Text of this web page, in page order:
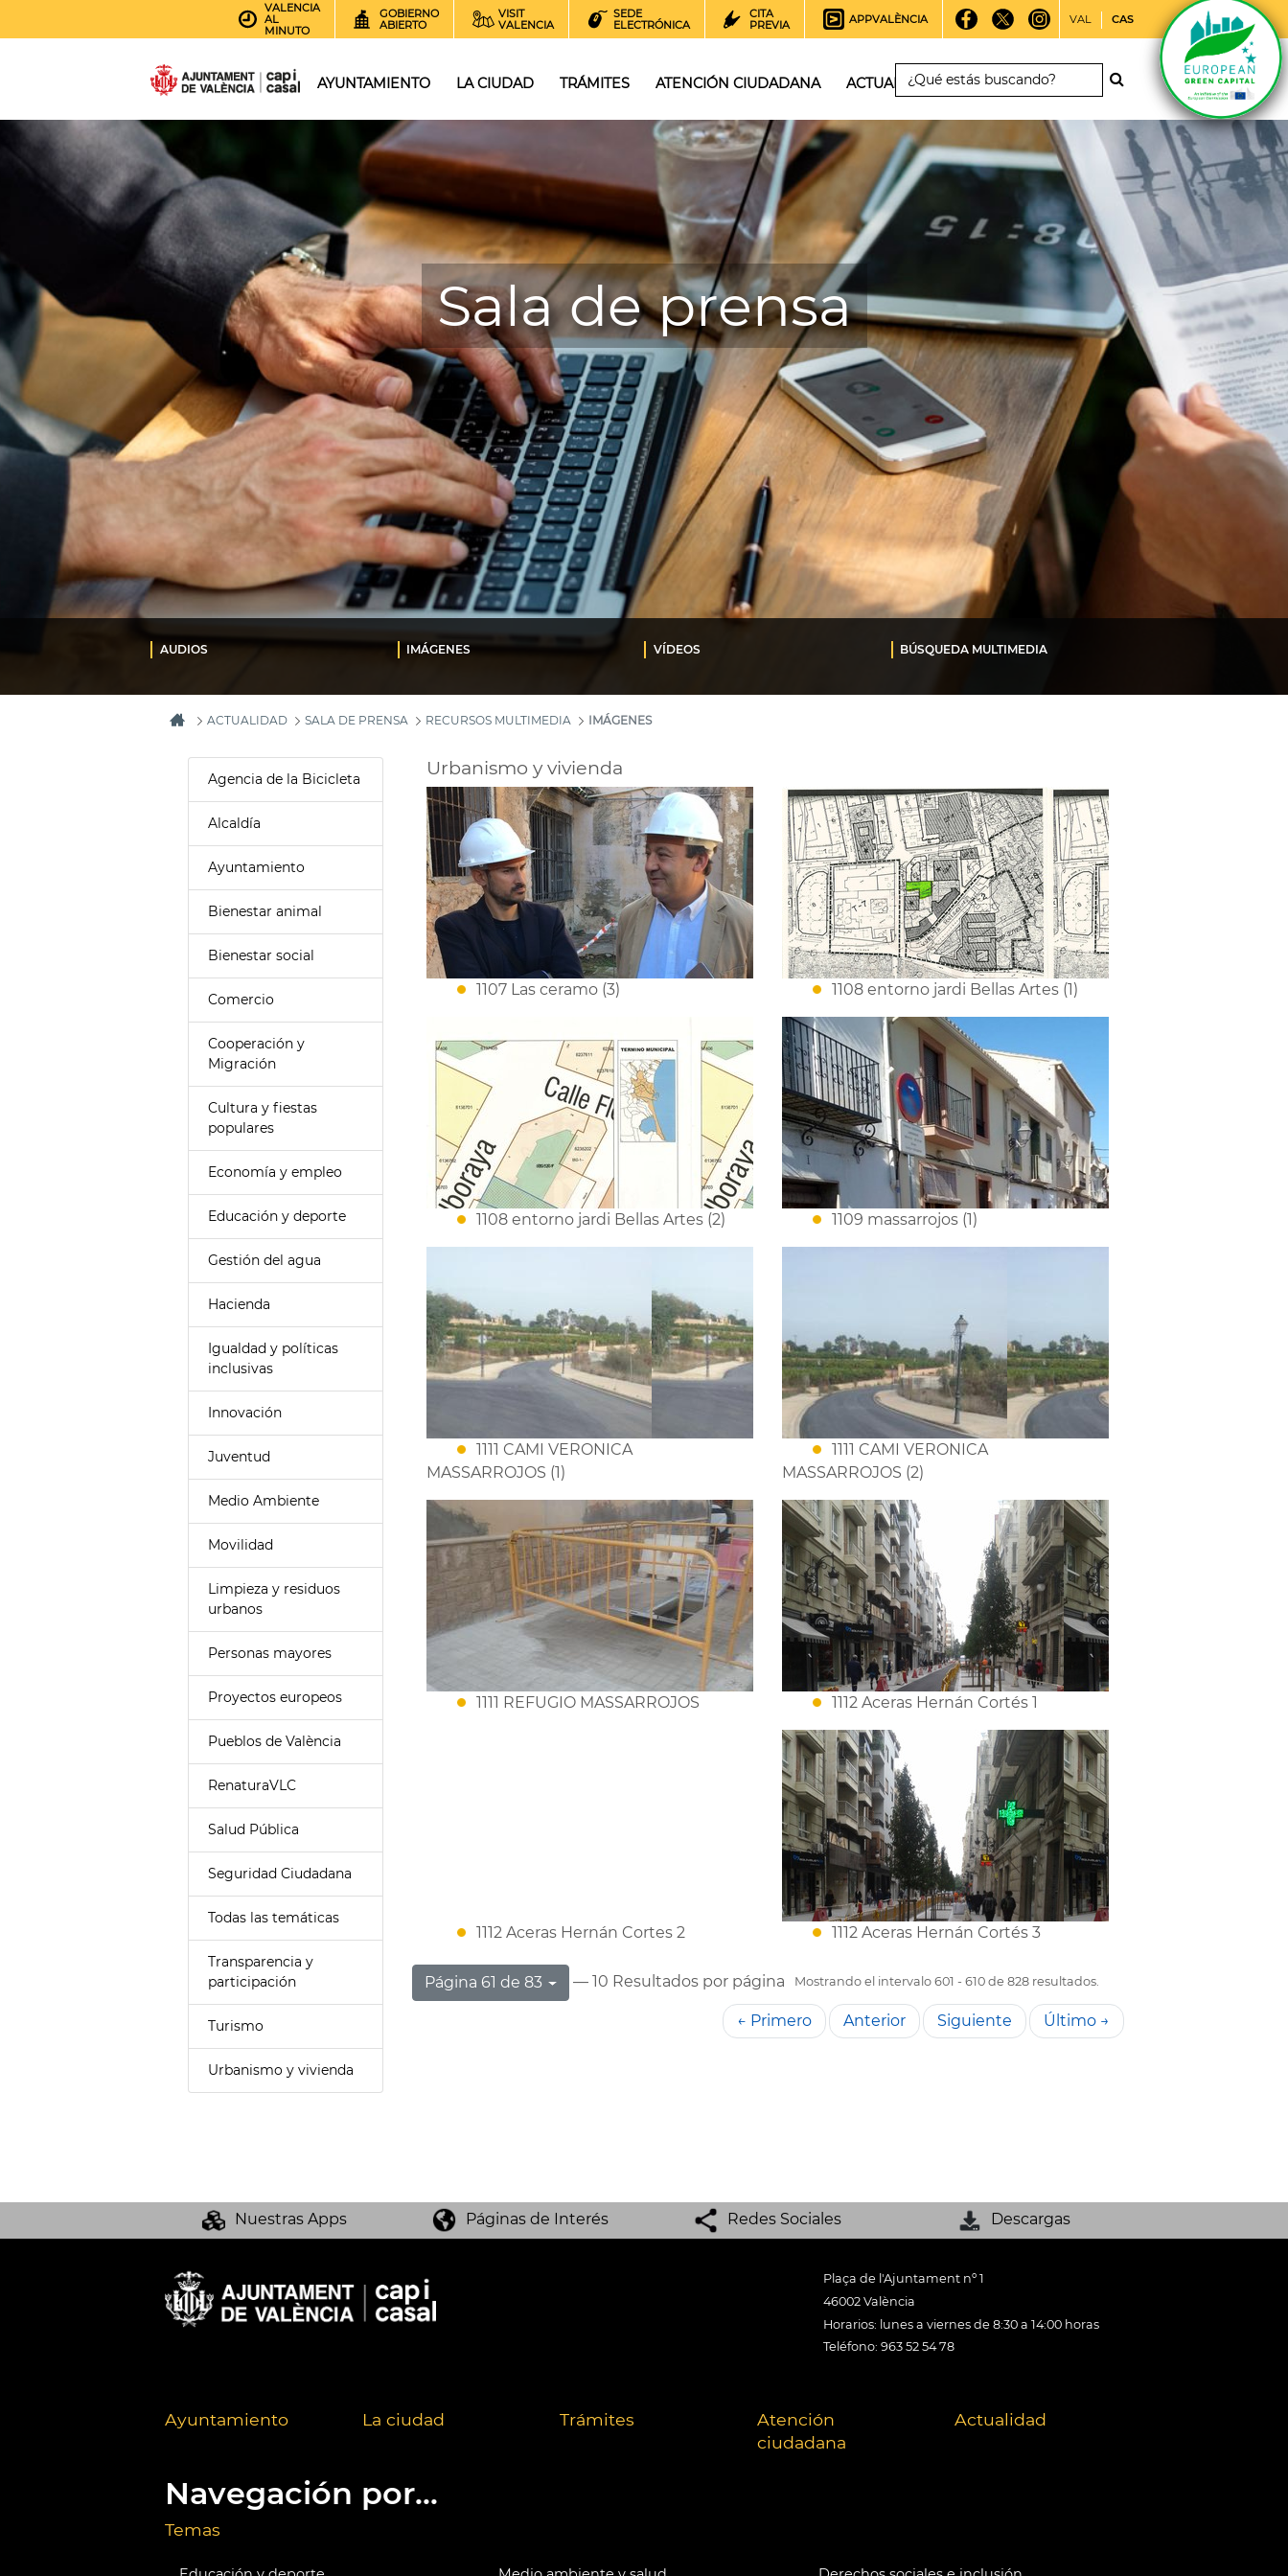
VALENCIA
AL
MINUTO
GOBIERNO
ABIERTO
VISIT
VALENCIA
SEDE
ELECTRÓNICA
CITA
PREVIA
APPVALÈNCIA VAL CAS
AYUNTAMIENTO LA CIUDAD TRÁMITES ATENCIÓN CIUDADANA ACTUALIDAD
Sala de prensa
AUDIOS IMÁGENES VÍDEOS BÚSQUEDA MULTIMEDIA
ACTUALIDAD SALA DE PRENSA RECURSOS MULTIMEDIA IMÁGENES
Agencia de la Bicicleta
Alcaldía
Ayuntamiento
Bienestar animal
Bienestar social
Comercio
Cooperación y
Migración
Cultura y fiestas
populares
Economía y empleo
Educación y deporte
Gestión del agua
Hacienda
Igualdad y políticas
inclusivas
Innovación
Juventud
Medio Ambiente
Movilidad
Limpieza y residuos
urbanos
Personas mayores
Proyectos europeos
Pueblos de València
RenaturaVLC
Salud Pública
Seguridad Ciudadana
Todas las temáticas
Transparencia y
participación
Turismo
Urbanismo y vivienda
Urbanismo y vivienda
1107 Las ceramo (3) 1108 entorno jardi Bellas Artes (1)
1108 entorno jardi Bellas Artes (2) 1109 massarrojos (1)
1111 CAMI VERONICA
MASSARROJOS (1)
1111 CAMI VERONICA
MASSARROJOS (2)
1111 REFUGIO MASSARROJOS 1112 Aceras Hernán Cortés 1
1112 Aceras Hernán Cortes 2 1112 Aceras Hernán Cortés 3
Página 61 de 83 — 10 Resultados por página Mostrando el intervalo 601 - 610 de 828 resultados.
← Primero Anterior Siguiente Último →
Nuestras Apps Páginas de Interés Redes Sociales Descargas
Plaça de l'Ajuntament nº 1
46002 València
Horarios: lunes a viernes de 8:30 a 14:00 horas
Teléfono: 963 52 54 78
Ayuntamiento La ciudad Trámites
Atención
ciudadana
Actualidad
Navegación por...
Temas